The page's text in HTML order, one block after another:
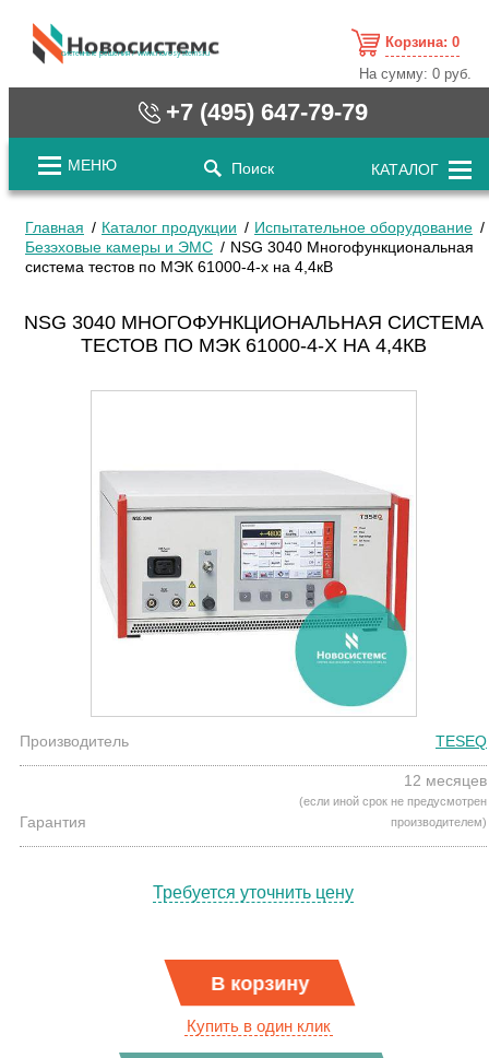
cистемные решения / www.novosystems.ru
Корзина: 0
На сумму:0 руб.
+7 (495) 647-79-79
МЕНЮ Поиск КАТАЛОГ
Главная Каталог продукции
Испытательное оборудование
Безэховые камеры и ЭМС
NSG 3040 Многофункциональная
система тестов по МЭК 61000-4-х на 4,4кВ
NSG 3040 МНОГОФУНКЦИОНАЛЬНАЯ СИСТЕМА
ТЕСТОВ ПО МЭК 61000-4-Х НА 4,4КВ
Производитель TESEQ
Гарантия
12 месяцев
(если иной срок не предусмотрен
производителем)
Требуется уточнить цену
В корзину
Купить в один клик